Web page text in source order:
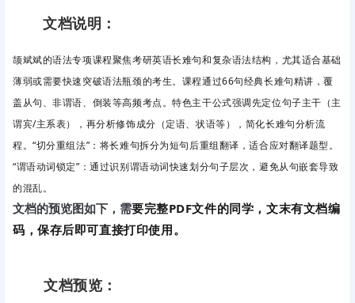
文档说明：
颉斌斌的语法专项课程聚焦考研英语长难句和复杂语法结构，尤其适合基础
薄弱或需要快速突破语法瓶颈的考生。课程通过66句经典长难句精讲，覆
盖从句、非谓语、倒装等高频考点。特色主干公式强调先定位句子主干（主
谓宾/主系表），再分析修饰成分（定语、状语等），简化长难句分析流
程。“切分重组法” ：将长难句拆分为短句后重组翻译，适合应对翻译题型。
“谓语动词锁定” ：通过识别谓语动词快速划分句子层次，避免从句嵌套导致
的混乱。
文档的预览图如下，需要完整PDF文件的同学，文末有文档编
码，保存后即可直接打印使用。
文档预览：